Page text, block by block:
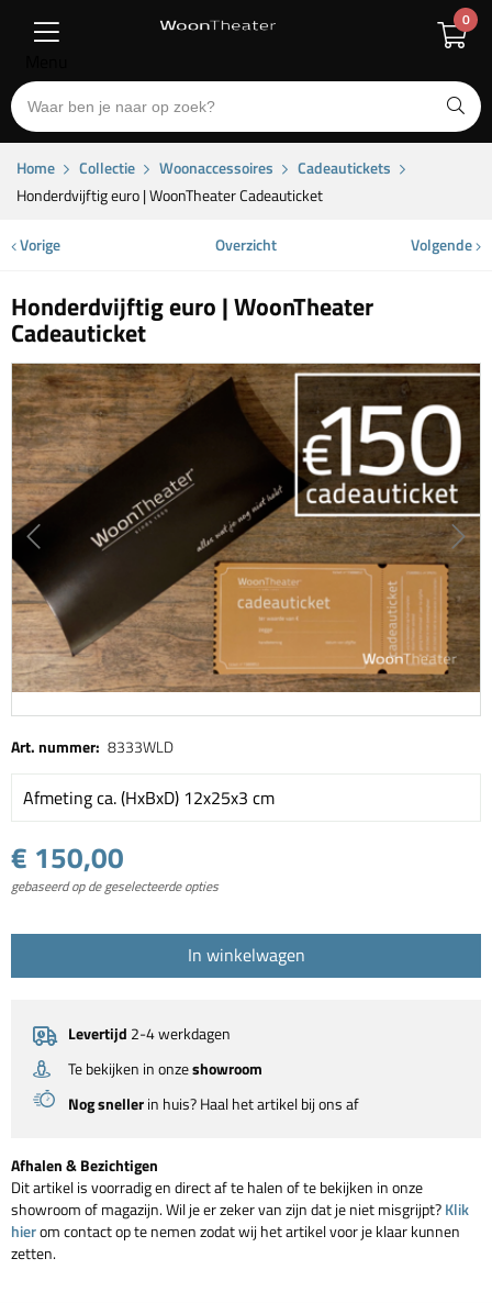
0
Home Collectie Woonaccessoires
Cadeautickets
Honderdvijftig euro | WoonTheater Cadeauticket
Vorige Overzicht Volgende
Honderdvijftig euro | WoonTheater
Cadeauticket
Art. nummer: 8333WLD
Afmeting ca. (HxBxD) 12x25x3 cm
€ 150,00
gebaseerd op de geselecteerde opties
In winkelwagen
Levertijd 2-4 werkdagen
Te bekijken in onzeshowroom
Nog snellerin huis? Haal het artikel bij ons af
Afhalen & Bezichtigen
Dit artikel is voorradig en direct af te halen of te bekijken in onze
showroom of magazijn. Wil je er zeker van zijn dat je niet misgrijpt?Klik
hierom contact op te nemen zodat wij het artikel voor je klaar kunnen
zetten.